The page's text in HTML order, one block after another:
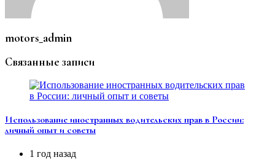
motors_admin
Связанные записи
Использование иностранных водительских прав в России:
личный опыт и советы
1 год назад